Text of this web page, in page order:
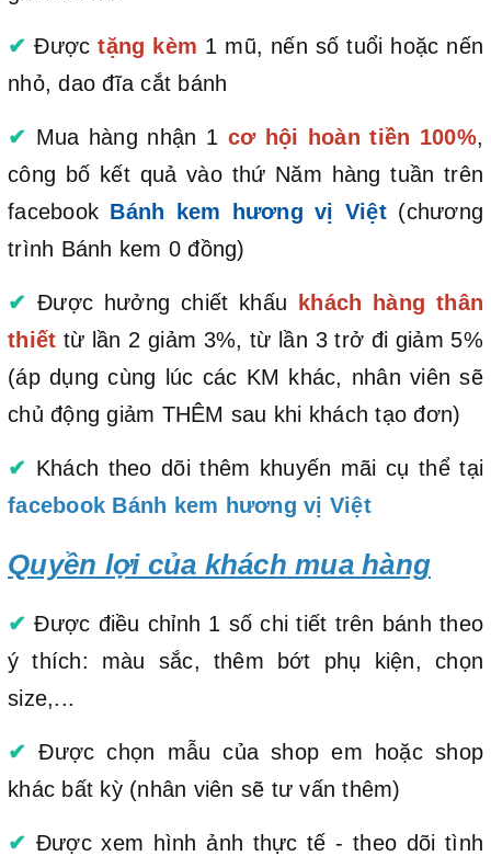
✔ Được tặng kèm 1 mũ, nến số tuổi hoặc nến
nhỏ, dao đĩa cắt bánh
✔ Mua hàng nhận 1 cơ hội hoàn tiền 100%,
công bố kết quả vào thứ Năm hàng tuần trên
facebook Bánh kem hương vị Việt(chương
trình Bánh kem 0 đồng)
✔ Được hưởng chiết khấu khách hàng thân
thiết từ lần 2 giảm 3%, từ lần 3 trở đi giảm 5%
(áp dụng cùng lúc các KM khác, nhân viên sẽ
chủ động giảm THÊM sau khi khách tạo đơn)
✔ Khách theo dõi thêm khuyến mãi cụ thể tại
facebook Bánh kem hương vị Việt
Quyền lợi của khách mua hàng
✔ Được điều chỉnh 1 số chi tiết trên bánh theo
ý thích: màu sắc, thêm bớt phụ kiện, chọn
size,...
✔ Được chọn mẫu của shop em hoặc shop
khác bất kỳ (nhân viên sẽ tư vấn thêm)
✔ Được xem hình ảnh thực tế - theo dõi tình